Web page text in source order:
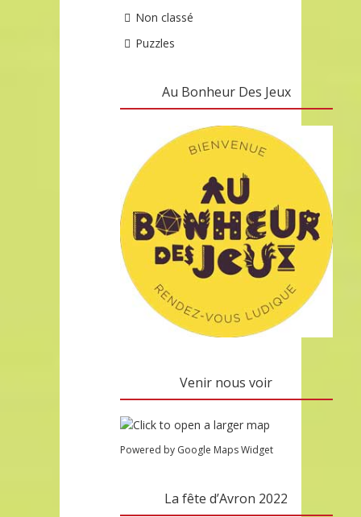
Non classé
Puzzles
Au Bonheur Des Jeux
Venir nous voir
Powered by Google Maps Widget
La fête d’Avron 2022